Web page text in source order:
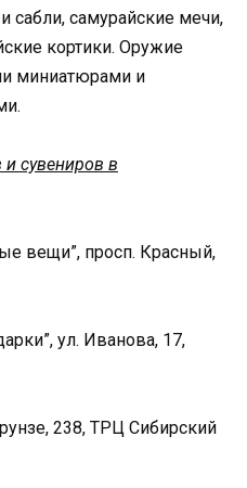
сабли, самурайские мечи,
кортики. Оружие
миниатюрами и
сувениров в
вещи”, просп. Красный,
ул. Иванова, 17,
238, ТРЦ Сибирский